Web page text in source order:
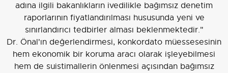
adına ilgili bakanlıkların ivedilikle bağımsız denetim
raporlarının fiyatlandırılması hususunda yeni ve
sınırlandırıcı tedbirler alması beklenmektedir."
Dr. Önal'ın değerlendirmesi, konkordato müessesesinin
hem ekonomik bir koruma aracı olarak işleyebilmesi
hem de suistimallerin önlenmesi açısından bağımsız